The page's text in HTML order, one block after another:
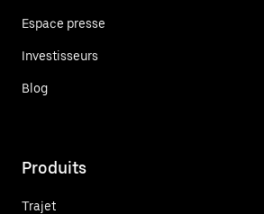
Espace presse
Investisseurs
Blog
Produits
Trajet